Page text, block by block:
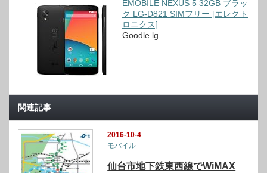
EMOBILE NEXUS 5 32GB ブラッ
ク LG-D821 SIMフリー [エレクト
ロニクス]
Goodle lg
関連記事
2016-10-4
モバイル
仙台市地下鉄東西線でWiMAX